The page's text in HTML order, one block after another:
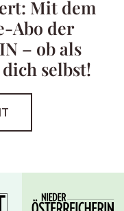
Mit dem
Abo der
– ob als
selbst!